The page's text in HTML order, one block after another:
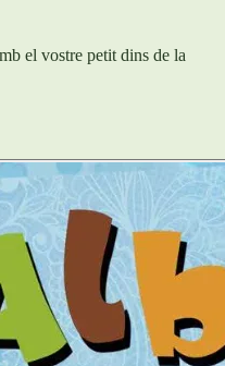
el vostre petit dins de la